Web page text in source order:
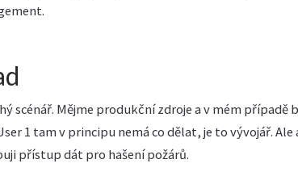
scénář. Mějme produkční zdroje a v mém případě
1 tam v principu nemá co dělat, je to vývojář.
přístup dát pro hašení požárů.